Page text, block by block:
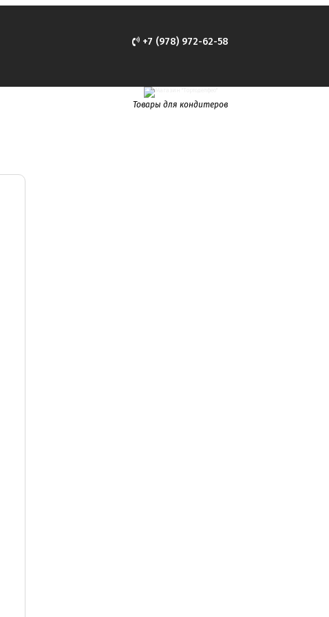
+7 (978) 972-62-58
Товары для кондитеров